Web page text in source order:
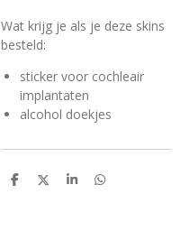
Wat krijg je als je deze skins
besteld:
sticker voor cochleair
implantaten
alcohol doekjes
D
D
S
D